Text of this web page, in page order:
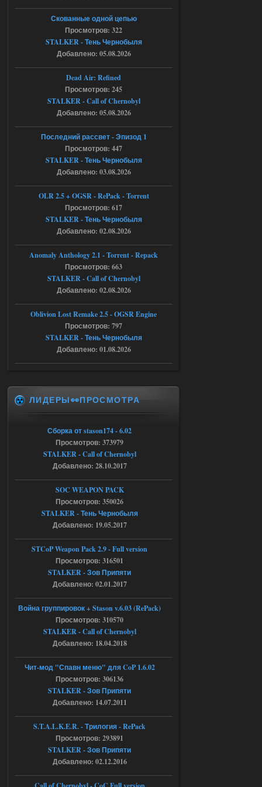
Ответить ➤
Игра для сталкера 21-очко
ruslanpyrusov
как изменить макс сумму
ставки в файлах чтобы
ставить больше 1 к
Ответить ➤
Тайна Зоны - Remaster 2026
Stalker-Mods-Clan-su
Ответить ➤
Тайна Зоны - Remaster 2026
патч я установил после
установки мода, да, ладно,
наверное вы правы придется ожидать
Ответить ➤
05.08.2026
Тайна Зоны - Remaster 2026
Stalker-Mods-Clan-su
Ответить ➤
05.08.2026
AndreySA
[05.08.26
20:23:10.934] [17468]
[error]Expression : FATAL ERROR
[error]Function :
CScriptEngine::lua_pcall_failed
[error]File : D:\a\OGSR-
Engine\OGSR-
Engine\ogsr_engine\COMMON_AI\scrip
t_engine.cpp
[error]Line : 75
[error]Description :
[CScriptEngine::lua_pcall_failed]: ... -
shadow of
chernobyl\gamedata\scripts\xr_camper.sc
ript:510: attempt to index local 'manager'
(a nil value)
Вылет после захода в Припять.
Ответить ➤
Скованные одной цепью
18:37
r4908778
с избавлением от баласта,
доходяга.
Ответить ➤
05.08.2026
Путь во мгле + GUNSLINGER mod
Stalker-Mods-Clan-su
Доступно только для пользователей
Скованные одной цепью
Просмотров: 322
STALKER - Тень Чернобыля
Добавлено: 05.08.2026
Dead Air: Refined
Просмотров: 245
STALKER - Call of Chernobyl
Добавлено: 05.08.2026
Последний рассвет - Эпизод 1
Просмотров: 447
STALKER - Тень Чернобыля
Добавлено: 03.08.2026
OLR 2.5 + OGSR - RePack - Torrent
Просмотров: 617
STALKER - Тень Чернобыля
Добавлено: 02.08.2026
Anomaly Anthology 2.1 - Torrent - Repack
Просмотров: 663
STALKER - Call of Chernobyl
Добавлено: 02.08.2026
Oblivion Lost Remake 2.5 - OGSR Engine
Просмотров: 797
STALKER - Тень Чернобыля
Добавлено: 01.08.2026
ЛИДЕРЫ👀ПРОСМОТРА
Сборка от stason174 - 6.02
Просмотров: 373979
STALKER - Call of Chernobyl
Добавлено: 28.10.2017
SOC WEAPON PACK
Просмотров: 350026
STALKER - Тень Чернобыля
Добавлено: 19.05.2017
STCoP Weapon Pack 2.9 - Full version
Просмотров: 316501
STALKER - Зов Припяти
Добавлено: 02.01.2017
Война группировок + Stason v.6.03 (RePack)
Просмотров: 310570
STALKER - Call of Chernobyl
Добавлено: 18.04.2018
Чит-мод "Спавн меню" для CoP 1.6.02
Просмотров: 306136
STALKER - Зов Припяти
Добавлено: 14.07.2011
S.T.A.L.K.E.R. - Трилогия - RePack
Просмотров: 293891
STALKER - Зов Припяти
Добавлено: 02.12.2016